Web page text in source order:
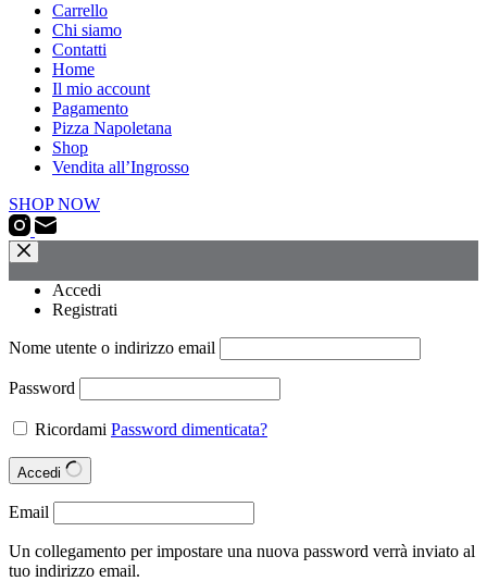
Carrello
Chi siamo
Contatti
Home
Il mio account
Pagamento
Pizza Napoletana
Shop
Vendita all’Ingrosso
SHOP NOW
Accedi
Registrati
Nome utente o indirizzo email
Password
Ricordami Password dimenticata?
Accedi
Email
Un collegamento per impostare una nuova password verrà inviato al
tuo indirizzo email.